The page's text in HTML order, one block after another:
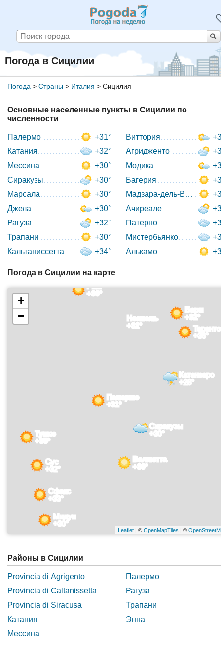
Погода в Сицилии
Погода > Страны> Италия > Сицилия
Основные населенные пункты в Сицилии по
численности
Палермо
+31°
Катания
+32°
Мессина
+30°
Сиракузы
+30°
Марсала
+30°
Джела
+30°
Рагуза
+32°
Трапани
+30°
Кальтаниссетта
+34°
Виттория
Агридженто
Модика
Багерия
Мадзара-дель-Валло
Ачиреале
Патерно
Мистербьянко
Алькамо
Погода в Сицилии на карте
Рим
+36°
Валлетта
+30°
Тунис
+35°
Палермо
+31°
Неаполь
+31°
Бари
+32°
Сфакс
+33°
Таранто
+36°
Сус
+32°
Сиракузы
+30°
Мидун
+30°
Катанзаро
+28°
+
−
Leaflet | ©OpenMapTiles | ©
Районы в Сицилии
Provincia di Agrigento
Provincia di Caltanissetta
Provincia di Siracusa
Катания
Мессина
Палермо
Рагуза
Трапани
Энна